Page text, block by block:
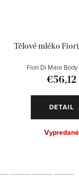
Tělové mléko
Fiori Di Mare
€56,12
DETAIL
Vypredané